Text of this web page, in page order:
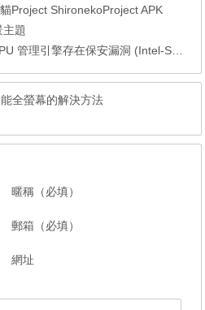
Project ShironekoProject APK
題
理引擎存在保安漏洞 (Intel-SA-00086)
全螢幕的解決方法
暱稱（必填）
郵箱（必填）
網址